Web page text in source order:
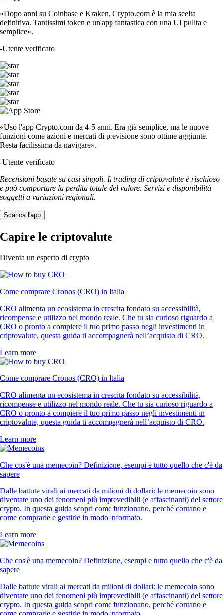
«Dopo anni su Coinbase e Kraken, Crypto.com è la mia scelta
definitiva. Tantissimi token e un'app fantastica con una UI pulita e
semplice».
-Utente verificato
«Uso l'app Crypto.com da 4-5 anni. Era già semplice, ma le nuove
funzioni come azioni e mercati di previsione sono ottime aggiunte.
Resta facilissima da navigare».
-Utente verificato
Recensioni basate su casi singoli. Il trading di criptovalute è rischioso
e può comportare la perdita totale del valore. Servizi e disponibilità
soggetti a variazioni regionali.
Scarica l'app
Capire le criptovalute
Diventa un esperto di crypto
Come comprare Cronos (CRO) in Italia
CRO alimenta un ecosistema in crescita fondato su accessibilità,
ricompense e utilizzo nel mondo reale. Che tu sia curioso riguardo a
CRO o pronto a compiere il tuo primo passo negli investimenti in
criptovalute, questa guida ti accompagnerà nell’acquisto di CRO.
Learn more
Come comprare Cronos (CRO) in Italia
CRO alimenta un ecosistema in crescita fondato su accessibilità,
ricompense e utilizzo nel mondo reale. Che tu sia curioso riguardo a
CRO o pronto a compiere il tuo primo passo negli investimenti in
criptovalute, questa guida ti accompagnerà nell’acquisto di CRO.
Learn more
Che cos'è una memecoin? Definizione, esempi e tutto quello che c'è da
sapere
Dalle battute virali ai mercati da milioni di dollari: le memecoin sono
diventate uno dei fenomeni più imprevedibili (e affascinanti) del settore
crypto. In questa guida scopri come funzionano, perché contano e
come comprarle e gestirle in modo informato.
Learn more
Che cos'è una memecoin? Definizione, esempi e tutto quello che c'è da
sapere
Dalle battute virali ai mercati da milioni di dollari: le memecoin sono
diventate uno dei fenomeni più imprevedibili (e affascinanti) del settore
crypto. In questa guida scopri come funzionano, perché contano e
come comprarle e gestirle in modo informato.